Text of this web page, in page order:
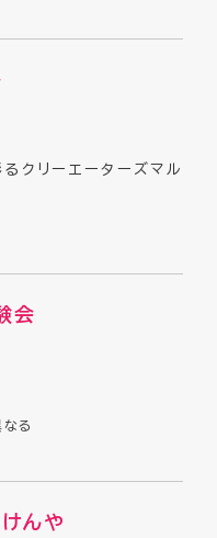
クリーエーターズマル
会
る
んや